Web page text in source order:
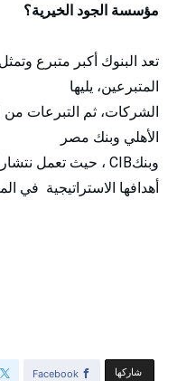
مؤسسة الجود الخيرية؟
المتبرعين، يليها
الشركات، ثم التبرعات من
الأهلي وبنك مصر
وبنكCIB
، حيث تعمل
أهدافها الاستراتيجية في
‫‫ شاركها‬ Facebook